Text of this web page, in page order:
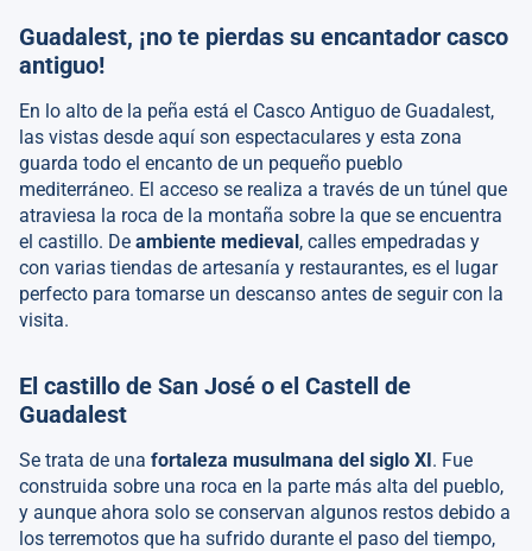
Guadalest, ¡no te pierdas su encantador casco
antiguo!
En lo alto de la peña está el Casco Antiguo de Guadalest,
las vistas desde aquí son espectaculares y esta zona
guarda todo el encanto de un pequeño pueblo
mediterráneo. El acceso se realiza a través de un túnel que
atraviesa la roca de la montaña sobre la que se encuentra
el castillo. De ambiente medieval, calles empedradas y
con varias tiendas de artesanía y restaurantes, es el lugar
perfecto para tomarse un descanso antes de seguir con la
visita.
El castillo de San José o el Castell de
Guadalest
Se trata de una fortaleza musulmana del siglo XI. Fue
construida sobre una roca en la parte más alta del pueblo,
y aunque ahora solo se conservan algunos restos debido a
los terremotos que ha sufrido durante el paso del tiempo,